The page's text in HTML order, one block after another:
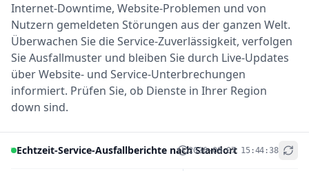
Internet-Downtime, Website-Problemen und von
Nutzern gemeldeten Störungen aus der ganzen Welt.
Überwachen Sie die Service-Zuverlässigkeit, verfolgen
Sie Ausfallmuster und bleiben Sie durch Live-Updates
über Website- und Service-Unterbrechungen
informiert. Prüfen Sie, ob Dienste in Ihrer Region
down sind.
Echtzeit-Service-Ausfallberichte nach Standort
2026-08-07 15:44:38
+